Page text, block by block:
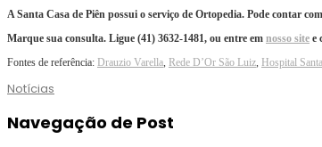
A Santa Casa de Piên possui o serviço de Ortopedia. Pode contar
Marque sua consulta. Ligue (41) 3632-1481, ou entre em nosso site e
Fontes de referência: Drauzio Varella Rede D’Or São Luiz Hospital
Notícias
Navegação de Post